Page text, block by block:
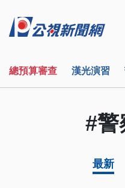
總預算審查 漢光演習
#警
最新